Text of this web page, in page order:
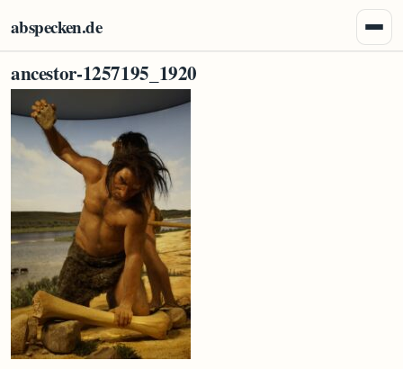
abspecken.de
ancestor-1257195_1920